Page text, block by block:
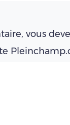
vous